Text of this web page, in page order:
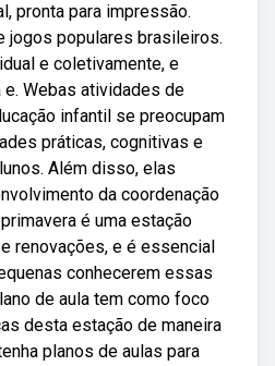
pronta para impressão.
jogos populares brasileiros.
e coletivamente, e
Webas atividades de
infantil se preocupam
práticas, cognitivas e
Além disso, elas
da coordenação
é uma estação
renovações, e é essencial
conhecerem essas
de aula tem como foco
desta estação de maneira
planos de aulas para